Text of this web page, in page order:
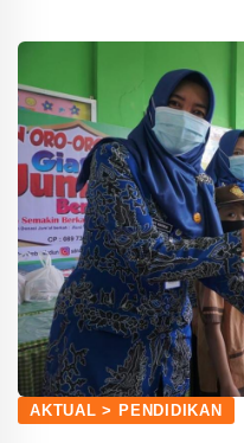
AKTUAL > PENDIDIKAN